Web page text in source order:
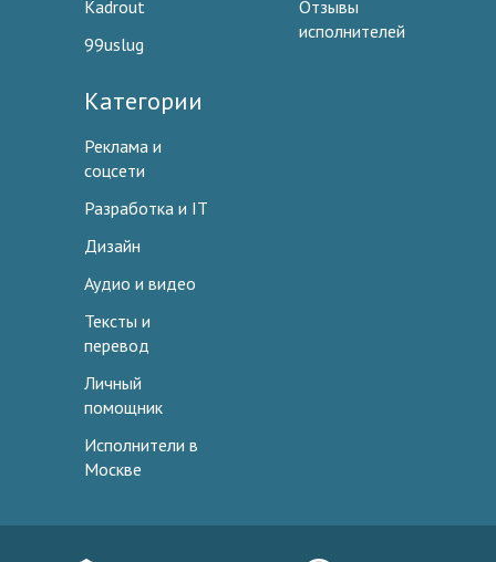
Kadrout
99uslug
Отзывы
исполнителей
Категории
Реклама и
соцсети
Разработка и IT
Дизайн
Аудио и видео
Тексты и
перевод
Личный
помощник
Исполнители в
Москве